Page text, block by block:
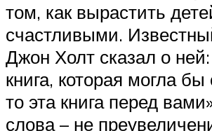
том, как вырастить
счастливыми.
Джон Холт сказал о
книга, которая могла
то эта книга перед
слова – не